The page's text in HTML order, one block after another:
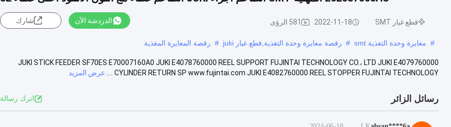
قطع غيار SMT 2022-11-18 581 الرؤى الدردشة الآن شارك
# معايرة وحدة التغذية smt # رقصة معايرة وحدة التغذية,قطع غيار juki # رقصة المعايرة المغذية
JUKI STICK FEEDER SF70ES E70007160A0 JUKI E4078760000 REEL SUPPORT FUJINTAI TECHNOLOGY CO.، LTD JUKI E4079760000
CYLINDER RETURN SP www.fujintai.com JUKI E4082760000 REEL STOPPER FUJINTAI TECHNOLOGY ....
عرض المزيد
رسائل الزائر اترك رسالة